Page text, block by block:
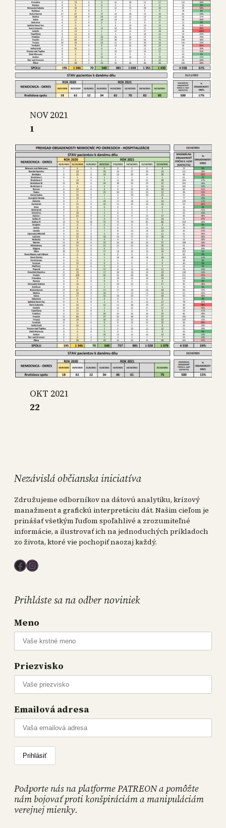
NOV 2021
1
OKT 2021
22
Nezávislá občianska iniciatíva
Združujeme odborníkov na dátovú analytiku, krízový
manažment a grafickú interpretáciu dát. Našim cieľom je
prinášať všetkým ľuďom spoľahlivé a zrozumiteľné
informácie, a ilustrovať ich na jednoduchých príkladoch
zo života, ktoré vie pochopiť naozaj každý.
Facebook Instagram
Prihláste sa na odber noviniek
Meno
Priezvisko
Emailová adresa
Podporte nás na platforme PATREON a pomôžte
nám bojovať proti konšpiráciám a manipuláciám
verejnej mienky.